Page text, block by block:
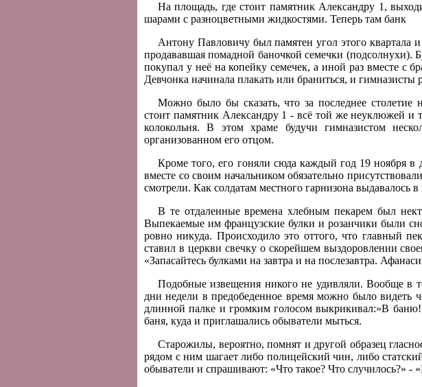
На площадь, где стоит памятник Александру 1,
шарами с разноцветными жидкостями. Теперь там банк
Антону Павловичу был памятен угол этого квартала
продававшая помадной баночкой семечки (подсолнухи).
покупал у неё на копейку семечек, а иной раз вместе с
Девчонка начинала плакать или браниться, и гимназисты
Можно было бы сказать, что за последнее столетие
стоит памятник Александру 1 - всё той же неуклюжей и
колокольня. В этом храме будучи гимназистом
организованном его отцом.
Кроме того, его гоняли сюда каждый год 19 ноября
вместе со своим начальником обязательно
смотрели. Как солдатам местного гарнизона
В те отдаленные времена хлебным пекарем был
Выпекаемые им французские булки и розанчики были
ровно никуда. Происходило это оттого, что главный
ставил в церкви свечку о скорейшем выздоровлении
«Запасайтесь булками на завтра и на послезавтра.
Подобные извещения никого не удивляли. Вообще в
дни недели в предобеденное время можно было видеть
длинной палке и громким голосом выкрикивал:»В
баня, куда и приглашались обыватели мыться.
Старожилы, вероятно, помнят и другой образец
рядом с ним шагает либо полицейский чин, либо
обыватели и спрашивают: «Что такое? Что случилось?» -